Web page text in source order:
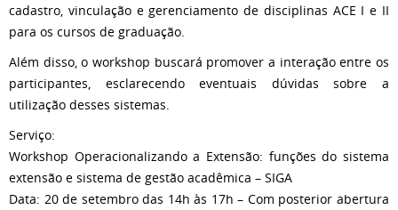
cadastro, vinculação e gerenciamento de disciplinas ACE I e II
para os cursos de graduação.
Além disso, o workshop buscará promover a interação entre os
participantes, esclarecendo eventuais dúvidas sobre a
utilização desses sistemas.
Serviço:
Workshop Operacionalizando a Extensão: funções do sistema
extensão e sistema de gestão acadêmica – SIGA
Data: 20 de setembro das 14h às 17h – Com posterior abertura